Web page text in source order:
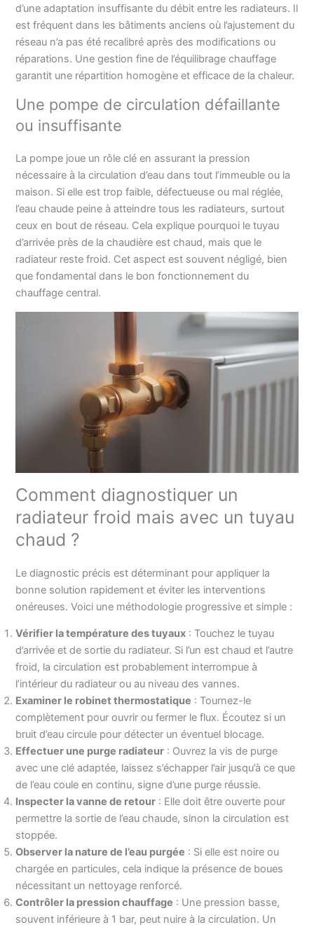
d’une adaptation insuffisante du débit entre les radiateurs. Il
est fréquent dans les bâtiments anciens où l’ajustement du
réseau n’a pas été recalibré après des modifications ou
réparations. Une gestion fine de l’équilibrage chauffage
garantit une répartition homogène et efficace de la chaleur.
Une pompe de circulation défaillante
ou insuffisante
La pompe joue un rôle clé en assurant la pression
nécessaire à la circulation d’eau dans tout l’immeuble ou la
maison. Si elle est trop faible, défectueuse ou mal réglée,
l’eau chaude peine à atteindre tous les radiateurs, surtout
ceux en bout de réseau. Cela explique pourquoi le tuyau
d’arrivée près de la chaudière est chaud, mais que le
radiateur reste froid. Cet aspect est souvent négligé, bien
que fondamental dans le bon fonctionnement du
chauffage central.
Comment diagnostiquer un
radiateur froid mais avec un tuyau
chaud ?
Le diagnostic précis est déterminant pour appliquer la
bonne solution rapidement et éviter les interventions
onéreuses. Voici une méthodologie progressive et simple :
Vérifier la température des tuyaux : Touchez le tuyau
d’arrivée et de sortie du radiateur. Si l’un est chaud et l’autre
froid, la circulation est probablement interrompue à
l’intérieur du radiateur ou au niveau des vannes.
Examiner le robinet thermostatique : Tournez-le
complètement pour ouvrir ou fermer le flux. Écoutez si un
bruit d’eau circule pour détecter un éventuel blocage.
Effectuer une purge radiateur : Ouvrez la vis de purge
avec une clé adaptée, laissez s’échapper l’air jusqu’à ce que
de l’eau coule en continu, signe d’une purge réussie.
Inspecter la vanne de retour : Elle doit être ouverte pour
permettre la sortie de l’eau chaude, sinon la circulation est
stoppée.
Observer la nature de l’eau purgée : Si elle est noire ou
chargée en particules, cela indique la présence de boues
nécessitant un nettoyage renforcé.
Contrôler la pression chauffage : Une pression basse,
souvent inférieure à 1 bar, peut nuire à la circulation. Un